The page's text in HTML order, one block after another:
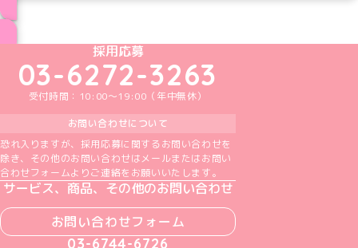
めいどりーみんTikTok公式アカウント
めいどりーみんX公式アカウント
めいどりーみんInstagram公式アカウント
めいどりーみんFacebook公式アカウン
めいどりーみんYouTube公式アカ
採用応募
03-6272-3263
受付時間：10:00～19:00（年中無休）
お問い合わせについて
恐れ入りますが、採用応募に関するお問い合わせを
除き、その他のお問い合わせはメールまたはお問い
合わせフォームよりご連絡をお願いいたします。
サービス、商品、その他のお問い合わせ
お問い合わせフォーム
03-6744-6726